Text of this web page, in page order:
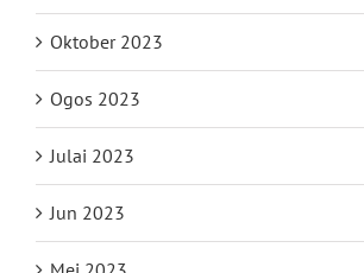
Oktober 2023
Ogos 2023
Julai 2023
Jun 2023